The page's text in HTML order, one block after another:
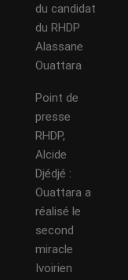
du candidat
du RHDP
Alassane
Ouattara
Point de
presse
RHDP,
Alcide
Djédjé :
Ouattara a
réalisé le
second
miracle
Ivoirien